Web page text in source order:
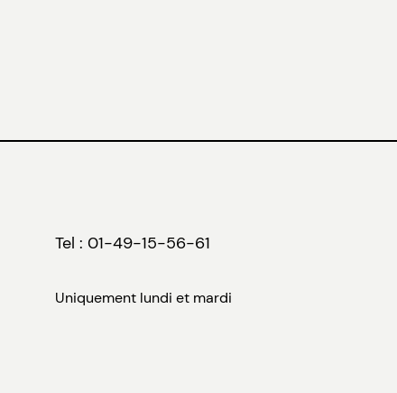
Tel : 01-49-15-56-61
Uniquement lundi et mardi